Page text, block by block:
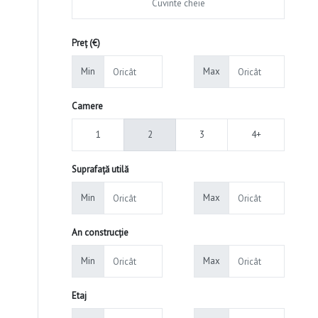
Preț (€)
Min Max
Camere
1 2 3 4+
Suprafață utilă
Min Max
An construcție
Min Max
Etaj